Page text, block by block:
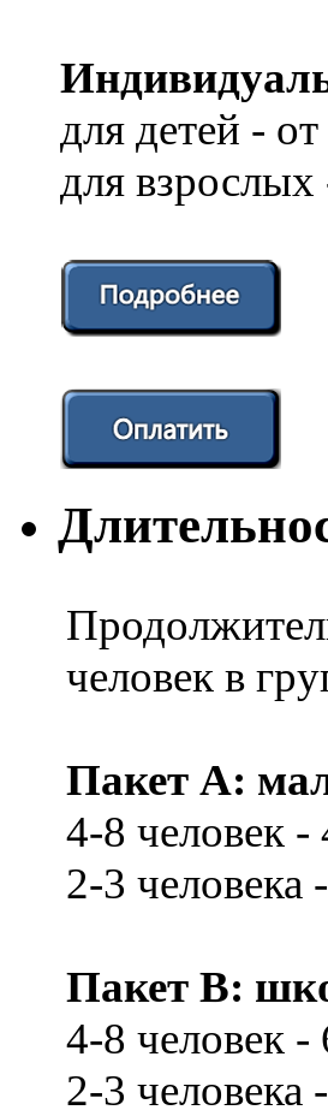
для детей -
для
человек в
Пакет А:
4-8 человек
2-3 человека
Пакет В:
4-8 человек
2-3 человека